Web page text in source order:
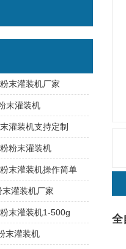
全
末灌装机厂家
末灌装机
灌装机支持定制
粉末灌装机
末灌装机操作简单
灌装机厂家
末灌装机1-500g
末灌装机